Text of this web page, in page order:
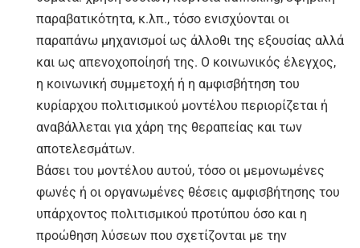
παραβατικότητα, κ.λπ., τόσο ενισχύονται οι
παραπάνω μηχανισμοί ως άλλοθι της εξουσίας αλλά
και ως απενοχοποίησή της. Ο κοινωνικός έλεγχος,
η κοινωνική συμμετοχή ή η αμφισβήτηση του
κυρίαρχου πολιτισμικού μοντέλου περιορίζεται ή
αναβάλλεται για χάρη της θεραπείας και των
αποτελεσμάτων.
Βάσει του μοντέλου αυτού, τόσο οι μεμονωμένες
φωνές ή οι οργανωμένες θέσεις αμφισβήτησης του
υπάρχοντος πολιτισμικού προτύπου όσο και η
προώθηση λύσεων που σχετίζονται με την